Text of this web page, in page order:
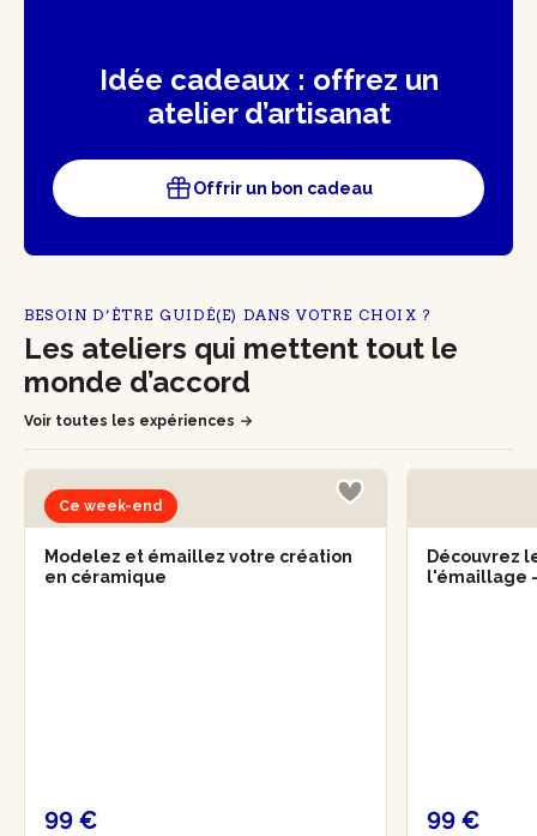
Idée cadeaux : offrez un
atelier d’artisanat
Offrir un bon cadeau
BESOIN D’ÊTRE GUIDÉ(E) DANS VOTRE CHOIX ?
Les ateliers qui mettent tout le
monde d’accord
Voir toutes les expériences
Ce week-end
Modelez et émaillez votre création
en céramique
99 €
Découvrez
l'émaillage
99 €